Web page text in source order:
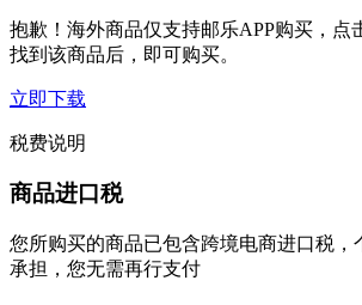
抱歉！海外商品仅支持邮乐APP购买，点
找到该商品后，即可购买。
立即下载
税费说明
商品进口税
您所购买的商品已包含跨境电商进口税，
承担，您无需再行支付